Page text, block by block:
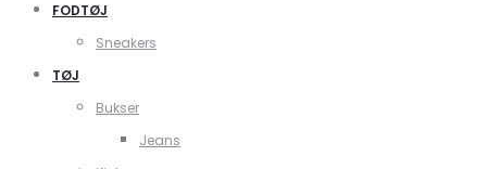
FODTØJ
Sneakers
TØJ
Bukser
Jeans